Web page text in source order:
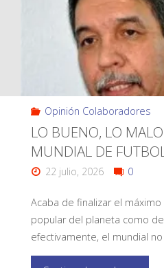
Opinión Colaboradores
LO BUENO, LO MALO
MUNDIAL DE FUTBOL
22 julio, 2026 0
Acaba de finalizar el
popular del planeta como
efectivamente, el mundial